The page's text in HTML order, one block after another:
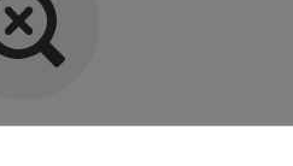
został